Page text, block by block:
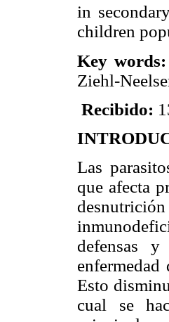
in
children
Key words:
Ziehl-
Recibido:
Las
que afecta
defensas
enfermedad
Esto
cual se